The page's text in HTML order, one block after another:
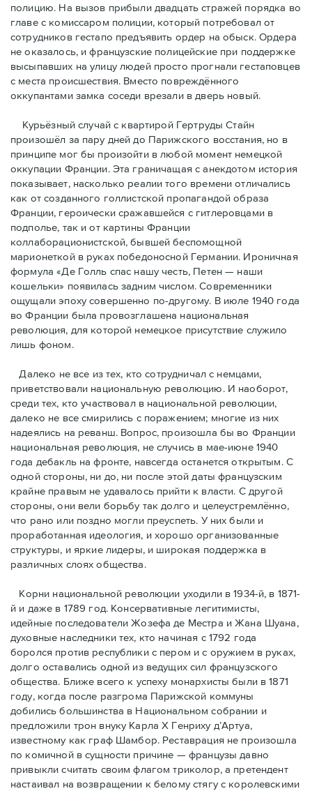
полицию. На вызов прибыли двадцать стражей порядка во
главе с комиссаром полиции, который потребовал от
сотрудников гестапо предъявить ордер на обыск. Ордера
не оказалось, и французские полицейские при поддержке
высыпавших на улицу людей просто прогнали гестаповцев
с места происшествия. Вместо повреждённого
оккупантами замка соседи врезали в дверь новый.
Курьёзный случай с квартирой Гертруды Стайн
произошёл за пару дней до Парижского восстания, но в
принципe мог бы произойти в любой момент немецкой
оккупации Франции. Эта граничащая с анекдотом история
показывает, насколько реалии того времени отличались
как от созданного голлистской пропагандой образа
Франции, героически сражавшейся с гитлеровцами в
подполье, так и от картины Франции
коллаборационистской, бывшей беспомощной
марионеткой в руках победоносной Германии. Ироничная
формула «Де Голль спас нашу честь, Петен — наши
кошельки» появилась задним числом. Современники
ощущали эпоху совершенно по-другому. В июле 1940 года
во Франции была провозглашена национальная
революция, для которой немецкое присутствие служило
лишь фоном.
Далеко не все из тех, кто сотрудничал с немцами,
приветствовали национальную революцию. И наоборот,
среди тех, кто участвовал в национальной революции,
далеко не все смирились с поражением; многие из них
надеялись на реванш. Вопрос, произошла бы во Франции
национальная революция, не случись в мае-июне 1940
года дебакль на фронте, навсегда останется открытым. С
одной стороны, ни до, ни после этой даты французским
крайне правым не удавалось прийти к власти. С другой
стороны, они вели борьбу так долго и целеустремлённо,
что рано или поздно могли преуспеть. У них были и
проработанная идеология, и хорошо организованные
структуры, и яркие лидеры, и широкая поддержка в
различных слоях общества.
Корни национальной революции уходили в 1934-й, в 1871-
й и даже в 1789 год. Консервативные легитимисты,
идейные последователи Жозефа де Местра и Жана Шуана,
духовные наследники тех, кто начиная с 1792 года
боролся против республики с пером и с оружием в руках,
долго оставались одной из ведущих сил французского
общества. Ближе всего к успеху монархисты были в 1871
году, когда после разгрома Парижской коммуны
добились большинства в Национальном собрании и
предложили трон внуку Карла Х Генриху д’Артуа,
известному как граф Шамбор. Реставрация не произошла
по комичной в сущности причине — французы давно
привыкли считать своим флагoм триколор, а претендент
настаивал на возвращении к белому стягу с королевскими